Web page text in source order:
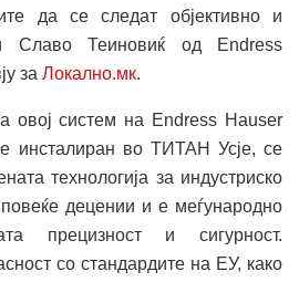
да се следат објективно и
Славо Теиновиќ од Endress
за Локално.мк.
овој систем на Endress Hauser
е инсталиран во ТИТАН Усје, се
технологија за индустриско
децении и е меѓународно
прецизност и сигурност.
со стандардите на ЕУ, како